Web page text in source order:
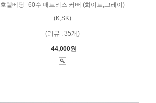
호텔베딩_60수 매트리스 커버 (화이트,그레이)
(K,SK)
(리뷰 : 35개)
44,000원